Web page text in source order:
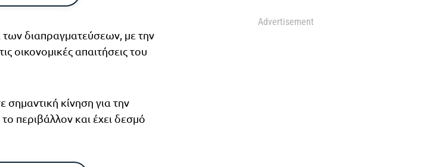
των διαπραγματεύσεων, με την
οικονομικές απαιτήσεις του
κίνηση για την
περιβάλλον και έχει δεσμό
Advertisement